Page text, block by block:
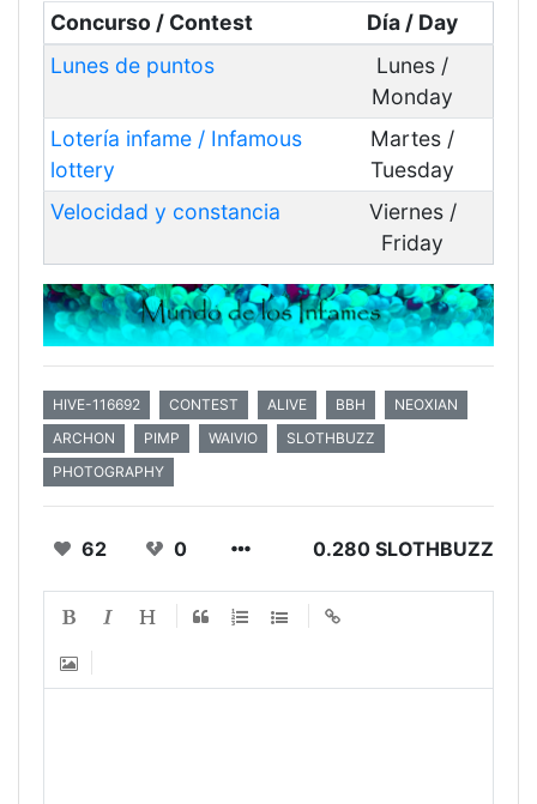
Concurso / Contest
Día / Day
Lunes de puntos
Lunes /
Monday
Lotería infame / Infamous
lottery
Martes /
Tuesday
Velocidad y constancia
Viernes /
Friday
HIVE-116692 CONTEST ALIVE BBH
NEOXIAN
ARCHON
PIMP WAIVIO
SLOTHBUZZ
PHOTOGRAPHY
62 0 0.280 SLOTHBUZZ